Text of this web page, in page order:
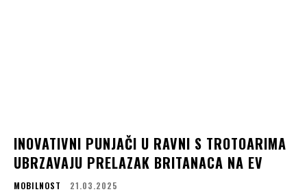
INOVATIVNI PUNJAČI U RAVNI S TROTOARIMA
UBRZAVAJU PRELAZAK BRITANACA NA EV
MOBILNOST 21.03.2025